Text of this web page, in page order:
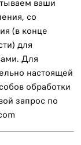
ваши
со
(в конце
для
Для
настоящей
обработки
запрос по